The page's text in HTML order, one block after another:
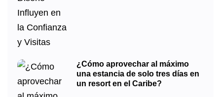
¿Cómo aprovechar al máximo
una estancia de solo tres días en
un resort en el Caribe?